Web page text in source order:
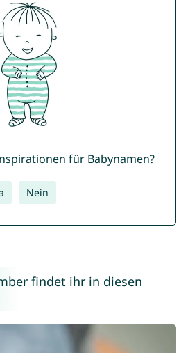
für Babynamen?
Nein
findet ihr in diesen